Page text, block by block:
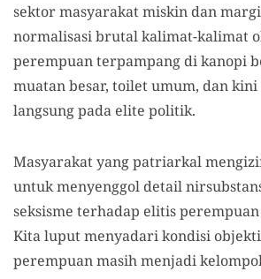
sektor masyarakat miskin dan
normalisasi brutal kalimat-kalimat
perempuan terpampang di kanopi
muatan besar, toilet umum, dan
langsung pada elite politik.
Masyarakat yang patriarkal
untuk menyenggol detail
seksisme terhadap elitis
Kita luput menyadari kondisi
perempuan masih menjadi